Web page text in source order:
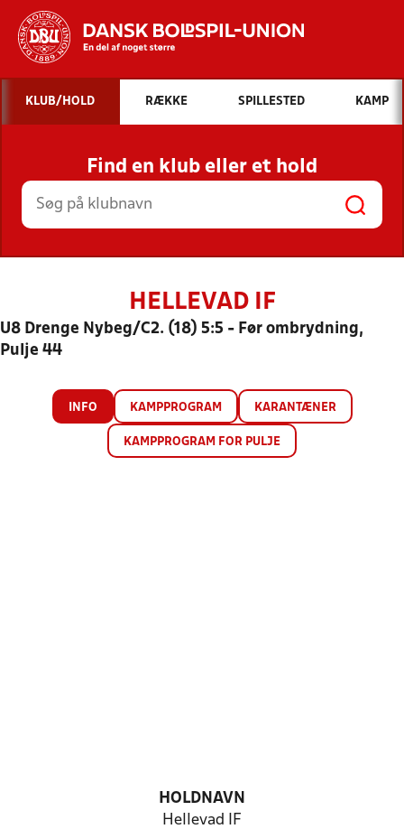
Hvad vil du søge efter?
INDHOLD OG NYHEDER
STILLINGER, RESULTATER, KLUBBER OG
HOLD
KLUB/HOLD RÆKKE SPILLESTED KAMP
Find en klub eller et hold
HELLEVAD IF
U8 Drenge Nybeg/C2. (18) 5:5 - Før ombrydning,
Pulje 44
INFO KAMPPROGRAM KARANTÆNER
KAMPPROGRAM FOR PULJE
HOLDNAVN
Hellevad IF